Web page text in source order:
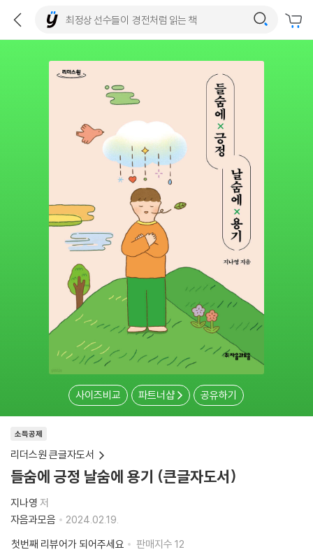
사이즈비교 파트너샵 공유하기
소득공제
리더스원 큰글자도서
들숨에 긍정 날숨에 용기 (큰글자도서)
지나영 저
자음과모음
2024.02.19.
첫번째 리뷰어가 되어주세요
판매지수 12